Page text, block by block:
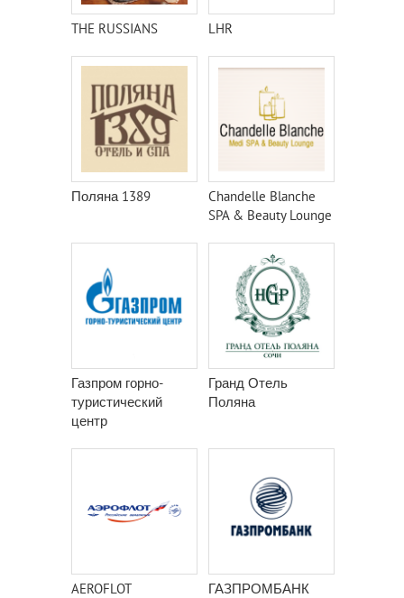
THE RUSSIANS LHR
Поляна 1389
Chandelle Blanche
SPA & Beauty Lounge
Газпром горно-
туристический
центр
Гранд Отель
Поляна
AEROFLOT ГАЗПРОМБАНК